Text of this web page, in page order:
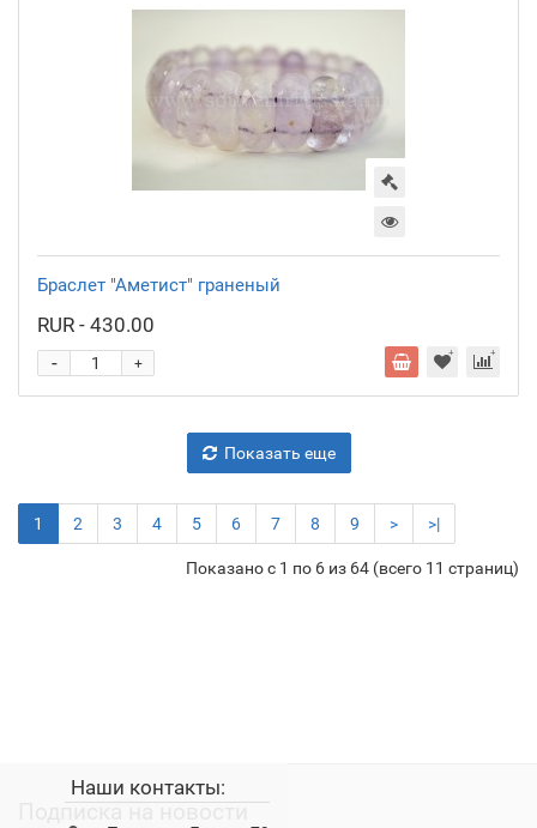
Браслет "Аметист" граненый
RUR - 430.00
+
-
Показать еще
1 2 3 4 5 6 7 8 9 > >|
Показано с 1 по 6 из 64 (всего 11 страниц)
Наши контакты:
Подписка на новости